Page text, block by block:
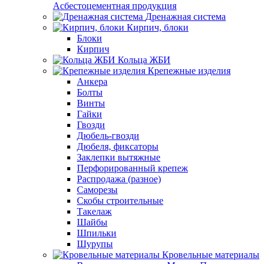
Асбестоцементная продукция
Дренажная система
Кирпич, блоки
Блоки
Кирпич
Кольца ЖБИ
Крепежные изделия
Анкера
Болты
Винты
Гайки
Гвозди
Дюбель-гвозди
Дюбеля, фиксаторы
Заклепки вытяжные
Перфорированный крепеж
Распродажа (разное)
Саморезы
Скобы строительные
Такелаж
Шайбы
Шпильки
Шурупы
Кровельные материалы